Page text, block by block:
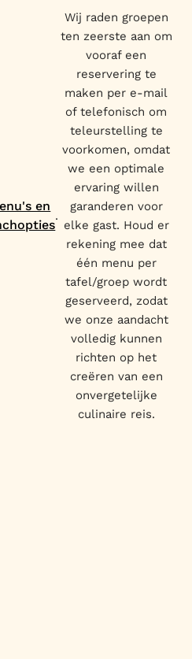
en
.
Wij raden groepen
ten zeerste aan om
vooraf een
reservering te
maken per e-mail
of telefonisch om
teleurstelling te
voorkomen, omdat
we een optimale
ervaring willen
garanderen voor
elke gast. Houd er
rekening mee dat
één menu per
tafel/groep wordt
geserveerd, zodat
we onze aandacht
volledig kunnen
richten op het
creëren van een
onvergetelijke
culinaire reis.